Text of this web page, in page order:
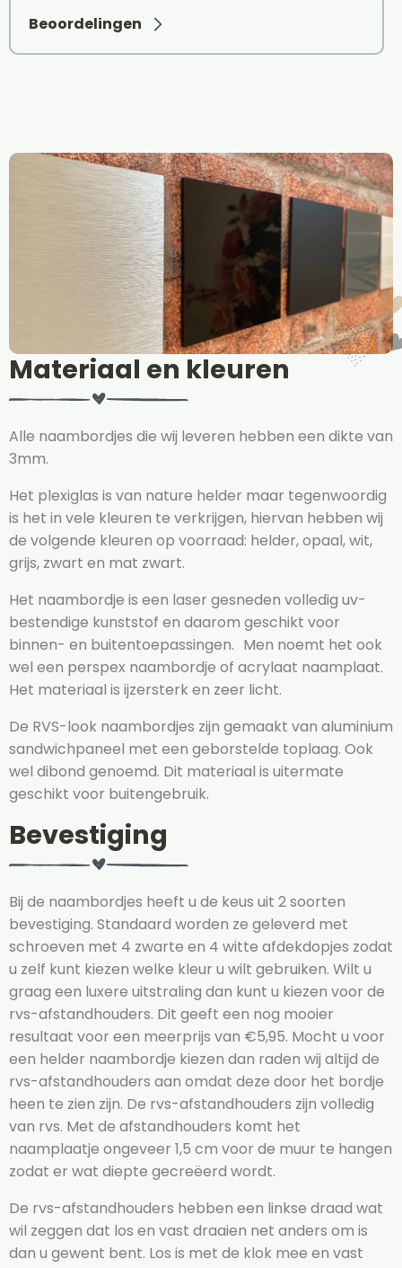
Beoordelingen
Materiaal en kleuren
Alle naambordjes die wij leveren hebben een dikte van
3mm.
Het plexiglas is van nature helder maar tegenwoordig
is het in vele kleuren te verkrijgen, hiervan hebben wij
de volgende kleuren op voorraad: helder, opaal, wit,
grijs, zwart en mat zwart.
Het naambordje is een laser gesneden volledig uv-
bestendige kunststof en daarom geschikt voor
binnen- en buitentoepassingen. Men noemt het ook
wel een perspex naambordje of acrylaat naamplaat.
Het materiaal is ijzersterk en zeer licht.
De RVS-look naambordjes zijn gemaakt van aluminium
sandwichpaneel met een geborstelde toplaag. Ook
wel dibond genoemd. Dit materiaal is uitermate
geschikt voor buitengebruik.
Bevestiging
Bij de naambordjes heeft u de keus uit 2 soorten
bevestiging. Standaard worden ze geleverd met
schroeven met 4 zwarte en 4 witte afdekdopjes zodat
u zelf kunt kiezen welke kleur u wilt gebruiken. Wilt u
graag een luxere uitstraling dan kunt u kiezen voor de
rvs-afstandhouders. Dit geeft een nog mooier
resultaat voor een meerprijs van €5,95. Mocht u voor
een helder naambordje kiezen dan raden wij altijd de
rvs-afstandhouders aan omdat deze door het bordje
heen te zien zijn. De rvs-afstandhouders zijn volledig
van rvs. Met de afstandhouders komt het
naamplaatje ongeveer 1,5 cm voor de muur te hangen
zodat er wat diepte gecreëerd wordt.
De rvs-afstandhouders hebben een linkse draad wat
wil zeggen dat los en vast draaien net anders om is
dan u gewent bent. Los is met de klok mee en vast